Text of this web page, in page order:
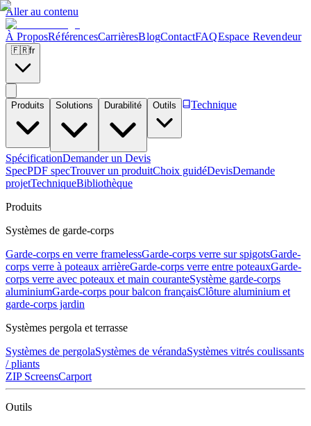
Aller au contenu
À ProposRéférencesCarrièresBlogContactFAQEspace Revendeur
🇫🇷fr
Produits Solutions Durabilité Outils Technique
SpécificationDemander un Devis
SpecPDF specTrouver un produitChoix guidéDevisDemande
projetTechniqueBibliothèque
Produits
Systèmes de garde-corps
Garde-corps en verre framelessGarde-corps verre sur spigotsGarde-
corps verre à poteaux arrièreGarde-corps verre entre poteauxGarde-
corps verre avec poteaux et main couranteSystème garde-corps
aluminiumGarde-corps pour balcon françaisClôture aluminium et
garde-corps jardin
Systèmes pergola et terrasse
Systèmes de pergolaSystèmes de vérandaSystèmes vitrés coulissants
/ pliants
ZIP ScreensCarport
Outils